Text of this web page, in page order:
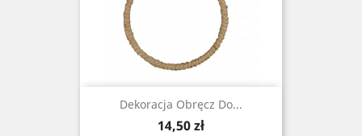
Dekoracja Obręcz Do...
Cena
14,50 zł